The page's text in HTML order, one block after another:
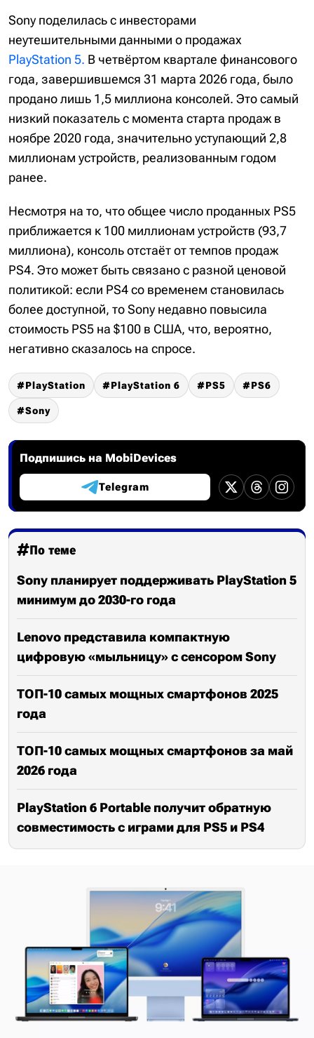
Sony поделилась с инвесторами
неутешительными данными о продажах
PlayStation 5. В четвёртом квартале финансового
года, завершившемся 31 марта 2026 года, было
продано лишь 1,5 миллиона консолей. Это самый
низкий показатель с момента старта продаж в
ноябре 2020 года, значительно уступающий 2,8
миллионам устройств, реализованным годом
ранее.
Несмотря на то, что общее число проданных PS5
приближается к 100 миллионам устройств (93,7
миллиона), консоль отстаёт от темпов продаж
PS4. Это может быть связано с разной ценовой
политикой: если PS4 со временем становилась
более доступной, то Sony недавно повысила
стоимость PS5 на $100 в США, что, вероятно,
негативно сказалось на спросе.
PlayStation PlayStation 6 PS5 PS6
Sony
Подпишись на MobiDevices
Telegram
По теме
Sony планирует поддерживать PlayStation 5
минимум до 2030-го года
Lenovo представила компактную
цифровую «мыльницу» с сенсором Sony
ТОП-10 самых мощных смартфонов 2025
года
ТОП-10 самых мощных смартфонов за май
2026 года
PlayStation 6 Portable получит обратную
совместимость с играми для PS5 и PS4